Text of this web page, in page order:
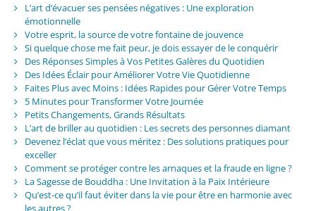
L’art d’évacuer ses pensées négatives : Une exploration
émotionnelle
Votre esprit, la source de votre fontaine de jouvence
Si quelque chose me fait peur, je dois essayer de le conquérir
Des Réponses Simples à Vos Petites Galères du Quotidien
Des Idées Éclair pour Améliorer Votre Vie Quotidienne
Faites Plus avec Moins : Idées Rapides pour Gérer Votre Temps
5 Minutes pour Transformer Votre Journée
Petits Changements, Grands Résultats
L’art de briller au quotidien : Les secrets des personnes diamant
Devenez l’éclat que vous méritez : Des solutions pratiques pour
exceller
Comment se protéger contre les arnaques et la fraude en ligne ?
La Sagesse de Bouddha : Une Invitation à la Paix Intérieure
Qu’est-ce qu’il faut éviter dans la vie pour être en harmonie avec
les autres ?